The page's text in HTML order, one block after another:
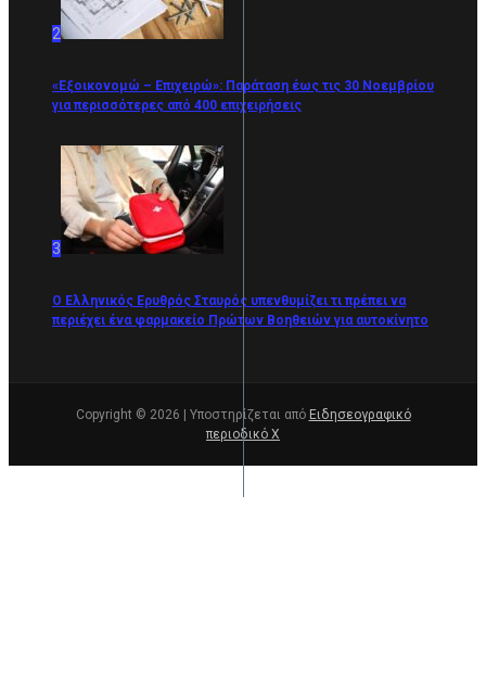
2
«Εξοικονομώ – Επιχειρώ»: Παράταση έως τις 30 Νοεμβρίου
για περισσότερες από 400 επιχειρήσεις
3
Ο Ελληνικός Ερυθρός Σταυρός υπενθυμίζει τι πρέπει να
περιέχει ένα φαρμακείο Πρώτων Βοηθειών για αυτοκίνητο
Copyright © 2026 | Υποστηρίζεται από Ειδησεογραφικό
περιοδικό Χ